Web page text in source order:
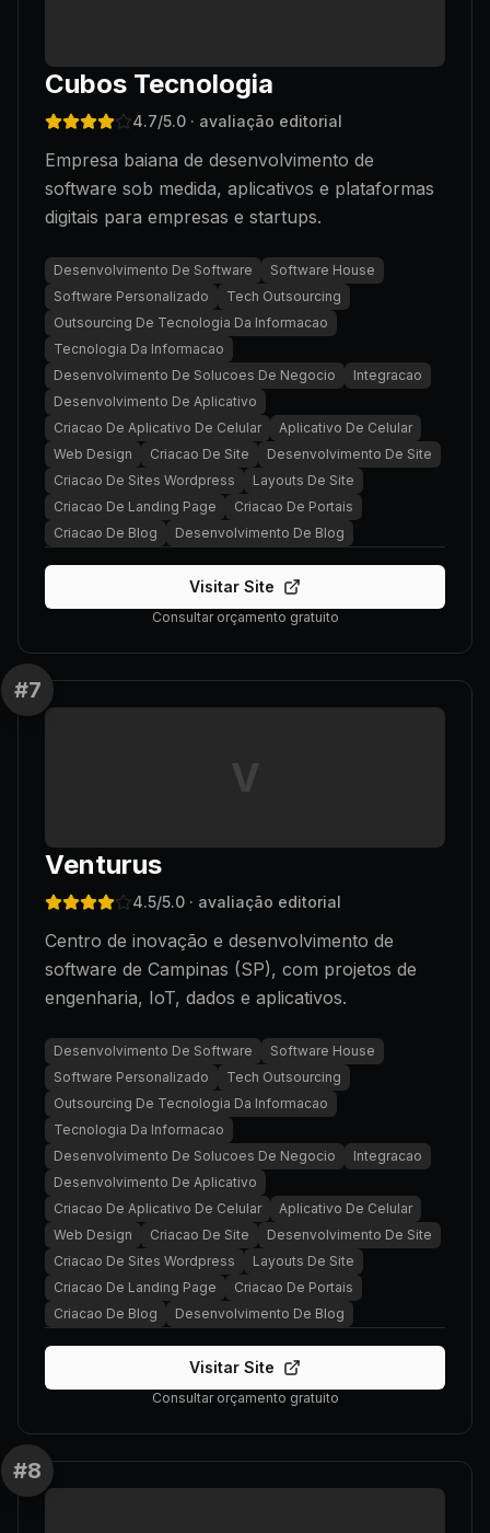
Cubos Tecnologia
4.7/5.0 · avaliação editorial
Empresa baiana de desenvolvimento de
software sob medida, aplicativos e plataformas
digitais para empresas e startups.
Desenvolvimento De Software
Software House
Software Personalizado
Tech Outsourcing
Outsourcing De Tecnologia Da Informacao
Tecnologia Da Informacao
Desenvolvimento De Solucoes De Negocio
Integracao
Desenvolvimento De Aplicativo
Criacao De Aplicativo De Celular
Aplicativo De Celular
Web Design
Criacao De Site
Desenvolvimento De Site
Criacao De Sites Wordpress
Layouts De Site
Criacao De Landing Page
Criacao De Portais
Criacao De Blog
Desenvolvimento De Blog
Visitar Site
Consultar orçamento gratuito
#7
V
Venturus
4.5/5.0 · avaliação editorial
Centro de inovação e desenvolvimento de
software de Campinas (SP), com projetos de
engenharia, IoT, dados e aplicativos.
Desenvolvimento De Software
Software House
Software Personalizado
Tech Outsourcing
Outsourcing De Tecnologia Da Informacao
Tecnologia Da Informacao
Desenvolvimento De Solucoes De Negocio
Integracao
Desenvolvimento De Aplicativo
Criacao De Aplicativo De Celular
Aplicativo De Celular
Web Design
Criacao De Site
Desenvolvimento De Site
Criacao De Sites Wordpress
Layouts De Site
Criacao De Landing Page
Criacao De Portais
Criacao De Blog
Desenvolvimento De Blog
Visitar Site
Consultar orçamento gratuito
#8